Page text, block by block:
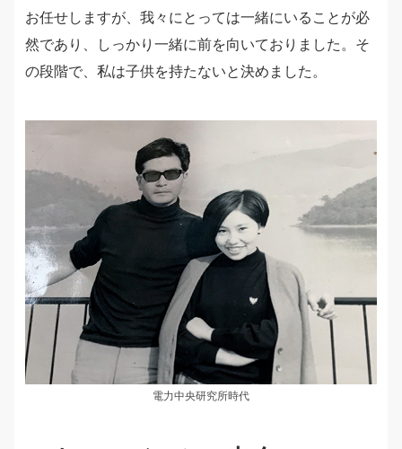
お任せしますが、我々にとっては一緒にいることが必
然であり、しっかり一緒に前を向いておりました。そ
の段階で、私は子供を持たないと決めました。
電力中央研究所時代